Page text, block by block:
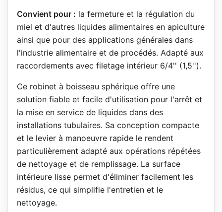
Convient pour : la fermeture et la régulation du
miel et d'autres liquides alimentaires en apiculture
ainsi que pour des applications générales dans
l'industrie alimentaire et de procédés. Adapté aux
raccordements avec filetage intérieur 6/4'' (1,5'').
Ce robinet à boisseau sphérique offre une
solution fiable et facile d'utilisation pour l'arrêt et
la mise en service de liquides dans des
installations tubulaires. Sa conception compacte
et le levier à manoeuvre rapide le rendent
particulièrement adapté aux opérations répétées
de nettoyage et de remplissage. La surface
intérieure lisse permet d'éliminer facilement les
résidus, ce qui simplifie l'entretien et le
nettoyage.